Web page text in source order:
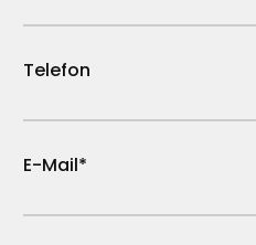
Telefon
E-Mail*